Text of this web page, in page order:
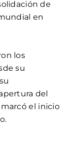
de
en
los
su
del
el inicio